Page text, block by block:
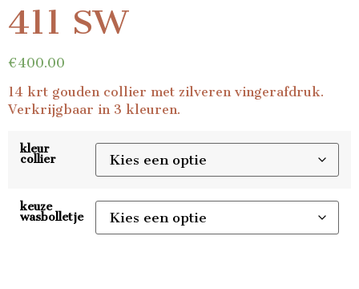
411 SW
€400.00
14 krt gouden collier met zilveren vingerafdruk.
Verkrijgbaar in 3 kleuren.
kleur
collier
keuze
wasbolletje